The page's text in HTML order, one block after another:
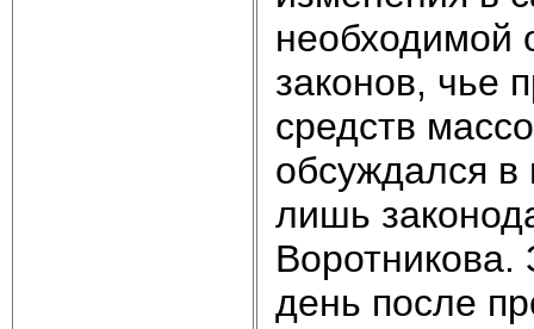
необходимой
законов, чье
средств
обсуждался в
лишь
день после